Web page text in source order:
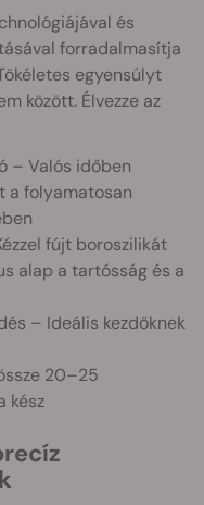
és
forradalmasítja
egyensúlyt
között. Élvezze az
– Valós időben
a folyamatosan
fújt boroszilikát
alap a tartósság és a
– Ideális kezdőknek
20–25
kész